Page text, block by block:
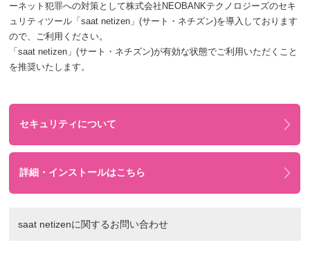
ーネット犯罪への対策として株式会社NEOBANKテクノロジーズのセキ
ュリティツール「saat netizen」(サート・ネチズン)を導入しております
ので、ご利用ください。
「saat netizen」(サート・ネチズン)が有効な状態でご利用いただくこと
を推奨いたします。
セキュリティについて
詳細・インストールはこちら
saat netizenに関するお問い合わせ